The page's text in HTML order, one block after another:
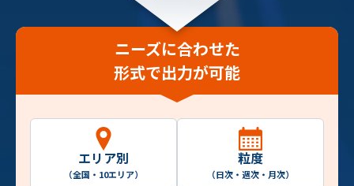
ニーズに合わせた
形式で出力が可能
エリア別
（全国・10エリア）
粒度
（日次・週次・月次）